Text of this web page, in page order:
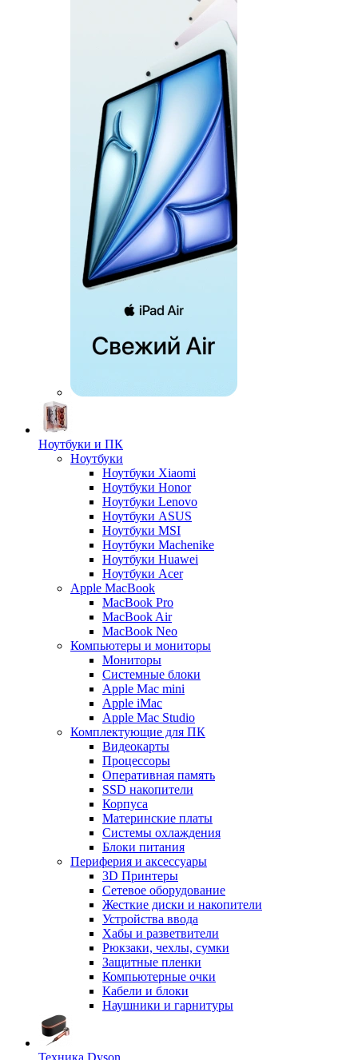
Ноутбуки и ПК
Ноутбуки
Ноутбуки Xiaomi
Ноутбуки Honor
Ноутбуки Lenovo
Ноутбуки ASUS
Ноутбуки MSI
Ноутбуки Machenike
Ноутбуки Huawei
Ноутбуки Acer
Apple MacBook
MacBook Pro
MacBook Air
MacBook Neo
Компьютеры и мониторы
Мониторы
Системные блоки
Apple Mac mini
Apple iMac
Apple Mac Studio
Комплектующие для ПК
Видеокарты
Процессоры
Оперативная память
SSD накопители
Корпуса
Материнские платы
Системы охлаждения
Блоки питания
Периферия и аксессуары
3D Принтеры
Сетевое оборудование
Жесткие диски и накопители
Устройства ввода
Хабы и разветвители
Рюкзаки, чехлы, сумки
Защитные пленки
Компьютерные очки
Кабели и блоки
Наушники и гарнитуры
Техника Dyson